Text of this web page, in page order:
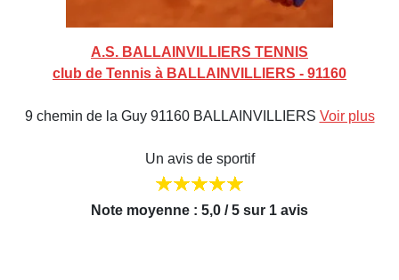
A.S. BALLAINVILLIERS TENNIS
club de Tennis à BALLAINVILLIERS - 91160
9 chemin de la Guy 91160 BALLAINVILLIERS Voir plus
Un avis de sportif
Note moyenne : 5,0 / 5 sur 1 avis